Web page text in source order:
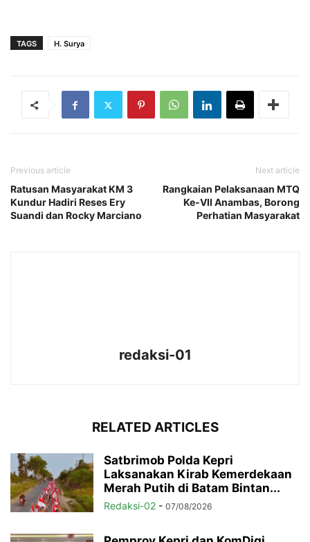
TAGS H. Surya
Previous article
Ratusan Masyarakat KM 3
Kundur Hadiri Reses Ery
Suandi dan Rocky Marciano
Next article
Rangkaian Pelaksanaan MTQ
Ke-VII Anambas, Borong
Perhatian Masyarakat
redaksi-01
RELATED ARTICLES
Satbrimob Polda Kepri
Laksanakan Kirab Kemerdekaan
Merah Putih di Batam Bintan...
Redaksi-02 - 07/08/2026